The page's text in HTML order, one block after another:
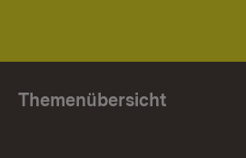
Themenübersicht